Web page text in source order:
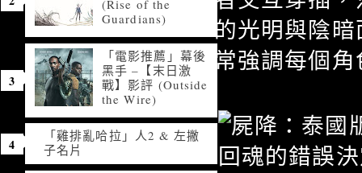
的光明與陰
常強調每個
(Rise of the
Guardians)
「電影推薦」幕後
黑手 –【末日激
戰】影評 (Outside
the Wire)
「雞排亂哈拉」人2 & 左撇
子名片